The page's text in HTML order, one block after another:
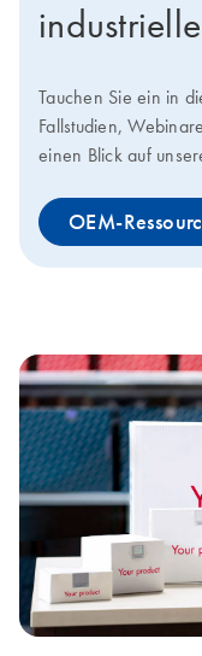
Tauchen Sie ein in
Fallstudien,
einen Blick auf
OEM-